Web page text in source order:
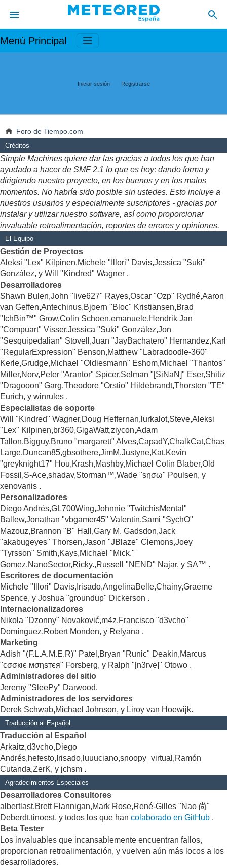
Menú Principal
Iniciar sesión Registrarse
Foro de Tiempo.com
Créditos
Simple Machines quiere dar las gracias a todos los que han
ayudado a hacer de SMF 2.1 lo que es hoy; dando forma y
dirigiendo nuestro proyecto, en los buenos y en los malos
momentos. No habría sido posible sin ustedes. Esto incluye a
nuestros usuarios y especialmente suscriptores - gracias por
instalar y utilizar nuestro software, así como proporcionar
invaluable retroalimentación, reportes de errores y opiniones.
El Equipo
Gestión de Proyectos
Aleksi "Lex" Kilpinen,Michele "Illori" Davis,Jessica "Suki"
González, y Will "Kindred" Wagner .
Desarrolladores
Shawn Bulen,John "live627" Rayes,Oscar "Ozp" Rydhé,Aaron
van Geffen,Antechinus,Bjoern "Bloc" Kristiansen,Brad
"IchBin™" Grow,Colin Schoen,emanuele,Hendrik Jan
"Compuart" Visser,Jessica "Suki" González,Jon
"Sesquipedalian" Stovell,Juan "JayBachatero" Hernandez,Karl
"RegularExpression" Benson,Matthew "Labradoodle-360"
Kerle,Grudge,Michael "Oldiesmann" Eshom,Michael "Thantos"
Miller,Norv,Peter "Arantor" Spicer,Selman "[SiNaN]" Eser,Shitiz
"Dragooon" Garg,Theodore "Orstio" Hildebrandt,Thorsten "TE"
Eurich, y winrules .
Especialistas de soporte
Will "Kindred" Wagner,Doug Heffernan,lurkalot,Steve,Aleksi
"Lex" Kilpinen,br360,GigaWatt,ziycon,Adam
Tallon,Bigguy,Bruno "margarett" Alves,CapadY,ChalkCat,Chas
Large,Duncan85,gbsothere,JimM,Justyne,Kat,Kevin
"greyknight17" Hou,Krash,Mashby,Michael Colin Blaber,Old
Fossil,S-Ace,shadav,Storman™,Wade "sησω" Poulsen, y
xenovanis .
Personalizadores
Diego Andrés,GL700Wing,Johnnie "TwitchisMental"
Ballew,Jonathan "vbgamer45" Valentin,Sami "SychO"
Mazouz,Brannon "B" Hall,Gary M. Gadsdon,Jack
"akabugeyes" Thorsen,Jason "JBlaze" Clemons,Joey
"Tyrsson" Smith,Kays,Michael "Mick."
Gomez,NanoSector,Ricky.,Russell "NEND" Najar, y SA™ .
Escritores de documentación
Michele "Illori" Davis,Irisado,AngelinaBelle,Chainy,Graeme
Spence, y Joshua "groundup" Dickerson .
Internacionalizadores
Nikola "Dzonny" Novaković,m4z,Francisco "d3vcho"
Domínguez,Robert Monden, y Relyana .
Marketing
Adish "(F.L.A.M.E.R)" Patel,Bryan "Runic" Deakin,Marcus
"cσσкιє мσηѕтєя" Forsberg, y Ralph "[n3rve]" Otowo .
Administradores del sitio
Jeremy "SleePy" Darwood.
Administradores de los servidores
Derek Schwab,Michael Johnson, y Liroy van Hoewijk.
Traducción al Español
Traducción al Español
Arkaitz,d3vcho,Diego
Andrés,hefesto,Irisado,luuuciano,snoopy_virtual,Ramón
Cutanda,ZerK, y jchsm .
Agradecimientos Especiales
Desarrolladores Consultores
albertlast,Brett Flannigan,Mark Rose,René-Gilles "Nao 尚"
Deberdt,tinoest, y todos los que han colaborado en GitHub .
Beta Tester
Los invaluables que incansablemente encuentran fallos,
proporcionan retroalimentación, y vuelven aún más locos a los
desarrolladores.